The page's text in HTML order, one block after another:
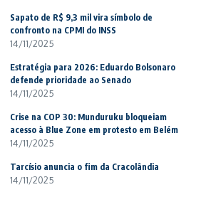
Sapato de R$ 9,3 mil vira símbolo de
confronto na CPMI do INSS
14/11/2025
Estratégia para 2026: Eduardo Bolsonaro
defende prioridade ao Senado
14/11/2025
Crise na COP 30: Munduruku bloqueiam
acesso à Blue Zone em protesto em Belém
14/11/2025
Tarcísio anuncia o fim da Cracolândia
14/11/2025